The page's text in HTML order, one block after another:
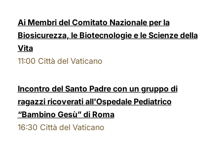
Ai Membri del Comitato Nazionale per la
Biosicurezza, le Biotecnologie e le Scienze della
Vita
11:00 Città del Vaticano
Incontro del Santo Padre con un gruppo di
ragazzi ricoverati all'Ospedale Pediatrico
“Bambino Gesù” di Roma
16:30 Città del Vaticano